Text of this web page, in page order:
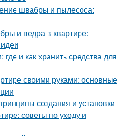
швабры и пылесоса:
и ведра в квартире:
и как хранить средства для
своими руками: основные
создания и установки
советы по уходу и